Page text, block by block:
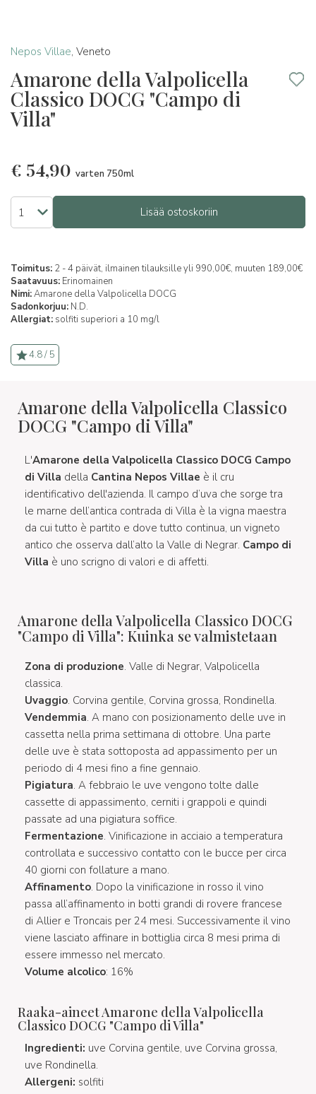
Nepos Villae, Veneto
Amarone della Valpolicella
Classico DOCG "Campo di
Villa"
€ 54,90 varten 750ml
Lisää ostoskoriin
Toimitus: 2 - 4 päivät, ilmainen tilauksille yli 990,00€, muuten 189,00€
Saatavuus: Erinomainen
Nimi:Amarone della Valpolicella DOCG
Sadonkorjuu: N.D.
Allergiat: solfiti superiori a 10 mg/l
4.8 / 5
Amarone della Valpolicella Classico
DOCG "Campo di Villa"
L'Amarone della Valpolicella Classico DOCG Campo
di Villa della Cantina Nepos Villae è il cru
identificativo dell'azienda. Il campo d’uva che sorge tra
le marne dell’antica contrada di Villa è la vigna maestra
da cui tutto è partito e dove tutto continua, un vigneto
antico che osserva dall’alto la Valle di Negrar. Campo di
Villa è uno scrigno di valori e di affetti.
Amarone della Valpolicella Classico DOCG
"Campo di Villa": Kuinka se valmistetaan
Zona di produzione. Valle di Negrar, Valpolicella
classica.
Uvaggio. Corvina gentile, Corvina grossa, Rondinella.
Vendemmia. A mano con posizionamento delle uve in
cassetta nella prima settimana di ottobre. Una parte
delle uve è stata sottoposta ad appassimento per un
periodo di 4 mesi fino a fine gennaio.
Pigiatura. A febbraio le uve vengono tolte dalle
cassette di appassimento, cerniti i grappoli e quindi
passate ad una pigiatura soffice.
Fermentazione. Vinificazione in acciaio a temperatura
controllata e successivo contatto con le bucce per circa
40 giorni con follature a mano.
Affinamento. Dopo la vinificazione in rosso il vino
passa all’affinamento in botti grandi di rovere francese
di Allier e Troncais per 24 mesi. Successivamente il vino
viene lasciato affinare in bottiglia circa 8 mesi prima di
essere immesso nel mercato.
Volume alcolico: 16%
Raaka-aineet Amarone della Valpolicella
Classico DOCG "Campo di Villa"
Ingredienti: uve Corvina gentile, uve Corvina grossa,
uve Rondinella.
Allergeni: solfiti